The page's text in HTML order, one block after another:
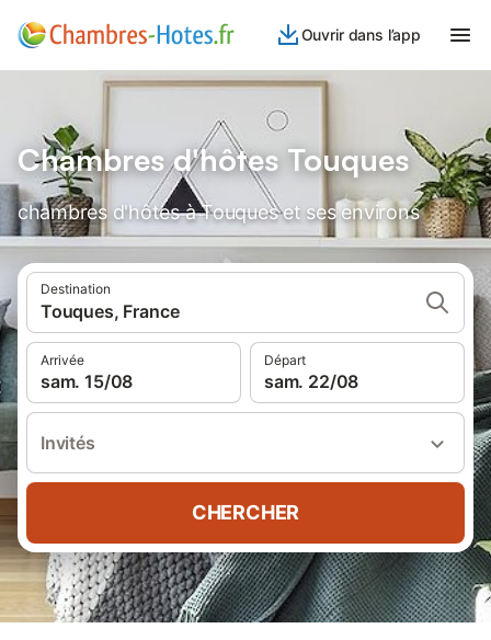
Ouvrir dans l’app
Chambres d'hôtes Touques
chambres d'hôtes à Touques et ses environs
Destination
Touques, France
Arrivée
sam. 15/08
Départ
sam. 22/08
Invités
CHERCHER